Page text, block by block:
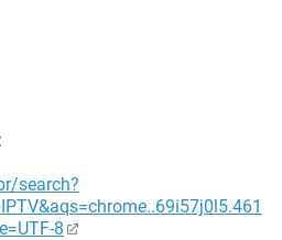
search?
8